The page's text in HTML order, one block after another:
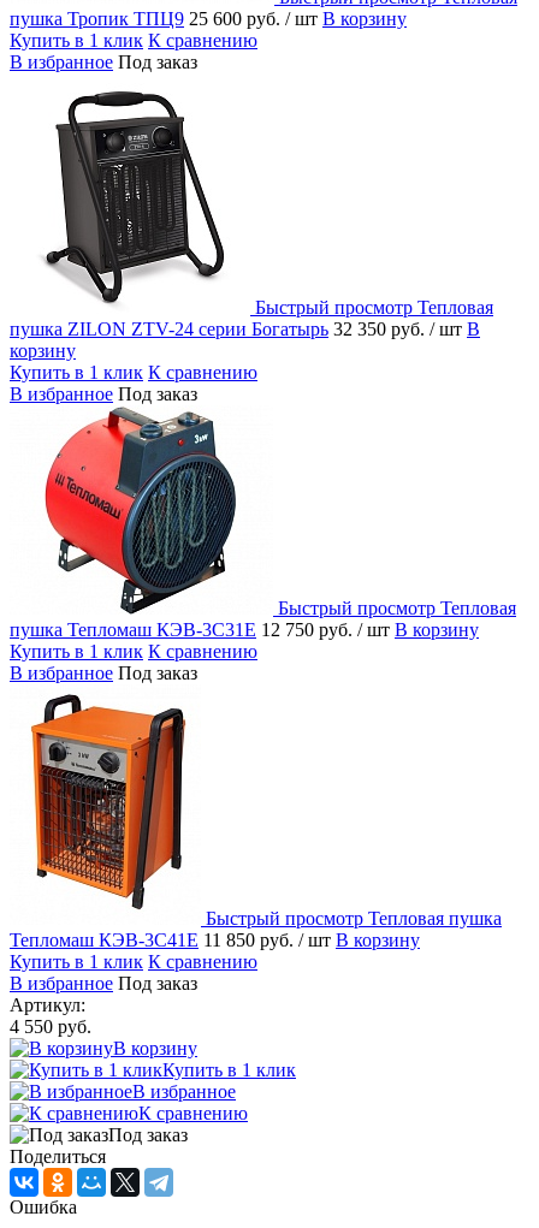
пушка Тропик ТПЦ9 25 600 руб. / шт В корзину
Купить в 1 клик К сравнению
В избранное Под заказ
Быстрый просмотр Тепловая
пушка ZILON ZTV-24 серии Богатырь 32 350 руб. / шт В
корзину
Купить в 1 клик К сравнению
В избранное Под заказ
Быстрый просмотр Тепловая
пушка Тепломаш КЭВ-3С31Е 12 750 руб. / шт В корзину
Купить в 1 клик К сравнению
В избранное Под заказ
Быстрый просмотр Тепловая пушка
Тепломаш КЭВ-3С41Е 11 850 руб. / шт В корзину
Купить в 1 клик К сравнению
В избранное Под заказ
Артикул:
4 550 руб.
В корзину
Купить в 1 клик
В избранное
К сравнению
Под заказ
Поделиться
Ошибка